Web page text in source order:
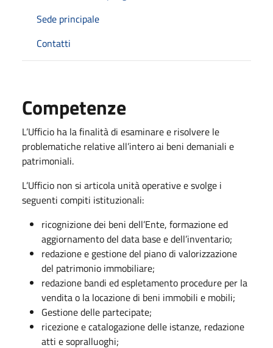
Sede principale
Contatti
Competenze
L’Ufficio ha la finalità di esaminare e risolvere le
problematiche relative all’intero ai beni demaniali e
patrimoniali.
L’Ufficio non si articola unità operative e svolge i
seguenti compiti istituzionali:
ricognizione dei beni dell’Ente, formazione ed
aggiornamento del data base e dell’inventario;
redazione e gestione del piano di valorizzazione
del patrimonio immobiliare;
redazione bandi ed espletamento procedure per la
vendita o la locazione di beni immobili e mobili;
Gestione delle partecipate;
ricezione e catalogazione delle istanze, redazione
atti e sopralluoghi;